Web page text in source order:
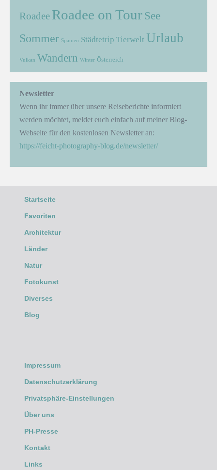
Roadee Roadee on Tour See
Sommer Spanien Städtetrip Tierwelt Urlaub
Vulkan Wandern Winter Österreich
Newsletter
Wenn ihr immer über unsere Reiseberichte informiert
werden möchtet, meldet euch einfach auf meiner Blog-
Webseite für den kostenlosen Newsletter an:
https://feicht-photography-blog.de/newsletter/
Startseite
Favoriten
Architektur
Länder
Natur
Fotokunst
Diverses
Blog
Impressum
Datenschutzerklärung
Privatsphäre-Einstellungen
Über uns
PH-Presse
Kontakt
Links